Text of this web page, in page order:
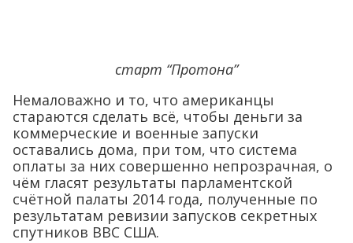
старт “Протона”
Немаловажно и то, что американцы
стараются сделать всё, чтобы деньги за
коммерческие и военные запуски
оставались дома, при том, что система
оплаты за них совершенно непрозрачная, о
чём гласят результаты парламентской
счётной палаты 2014 года, полученные по
результатам ревизии запусков секретных
спутников ВВС США.